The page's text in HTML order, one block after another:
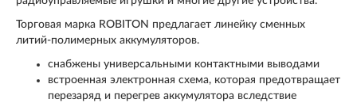
Торговая марка ROBITON предлагает линейку сменных
литий-полимерных аккумуляторов.
снабжены универсальными контактными выводами
встроенная электронная схема, которая предотвращает
перезаряд и перегрев аккумулятора вследствие